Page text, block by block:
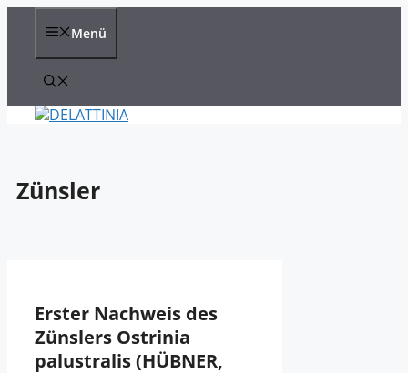
Zum
Menü
Zünsler
Erster Nachweis des
Zünslers Ostrinia
palustralis (HÜBNER,